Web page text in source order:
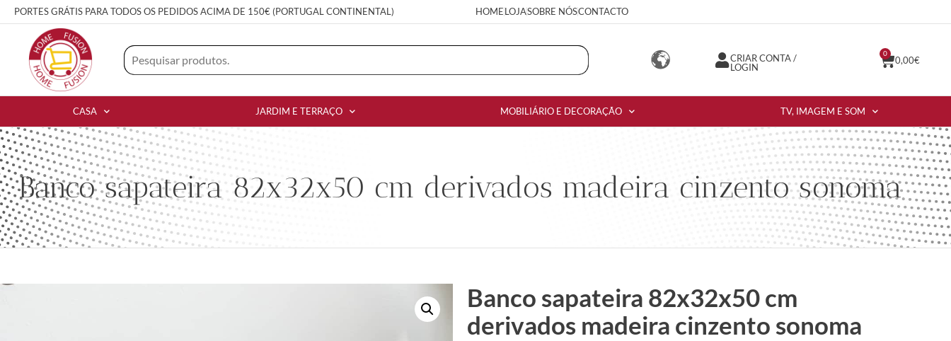
PORTES GRÁTIS PARA TODOS OS PEDIDOS ACIMA DE 150€ (PORTUGAL CONTINENTAL) HOMELOJASOBRE NÓSCONTACTO
CRIAR CONTA /
LOGIN
0,00€
0
CASA JARDIM E TERRAÇO MOBILIÁRIO E DECORAÇÃO TV, IMAGEM E SOM
Banco sapateira 82x32x50 cm derivados madeira cinzento sonoma
Banco sapateira 82x32x50 cm
derivados madeira cinzento sonoma